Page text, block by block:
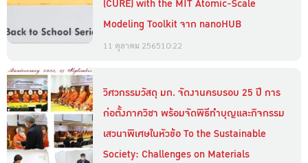
(CURE) with the MIT Atomic-Scale
Modeling Toolkit จาก nanoHUB
11 ตุลาคม 256510:22
วิศวกรรมวัสดุ มก. จัดงานครบรอบ 25 ปี การ
ก่อตั้งภาควิชา พร้อมจัดพิธีทำบุญและกิจกรรม
เสวนาพิเศษในหัวข้อ To the Sustainable
Society: Challenges on Materials